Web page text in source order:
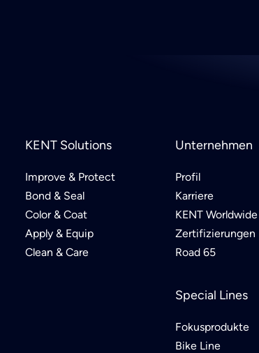
KENT Solutions
Improve & Protect
Bond & Seal
Color & Coat
Apply & Equip
Clean & Care
Unternehmen
Profil
Karriere
KENT Worldwide
Zertifizierungen
Road 65
Special Lines
Fokusprodukte
Bike Line